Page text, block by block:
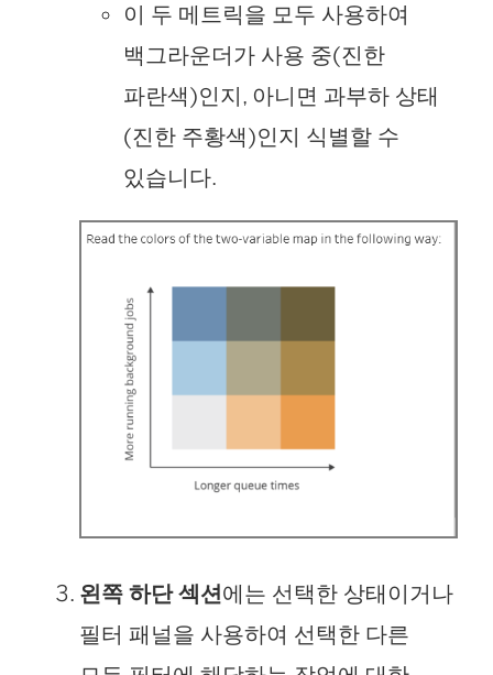
이 두 메트릭을 모두 사용하여
백그라운더가 사용 중(진한
파란색)인지, 아니면 과부하 상태
(진한 주황색)인지 식별할 수
있습니다.
왼쪽 하단 섹션에는 선택한 상태이거나
필터 패널을 사용하여 선택한 다른